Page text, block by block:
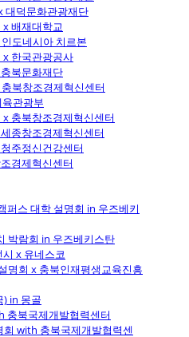
대덕문화관광재단
배재대학교
도네시아 치르본
한국관광공사
북문화재단
북창조경제혁신센터
관광부
충북창조경제혁신센터
종창조경제혁신센터
주정신건강센터
경제혁신센터
퍼스 대학 설명회 in 우즈베키
박람회 in 우즈베키스탄
x 유네스코
명회 x 충북인재평생교육진흥
) in 몽골
충북국제개발협력센터
회 with 충북국제개발협력센